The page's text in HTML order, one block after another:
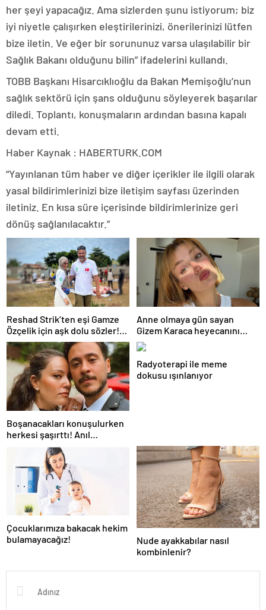
her şeyi yapacağız. Ama sizlerden şunu istiyorum; biz
iyi niyetle çalışırken eleştirilerinizi, önerilerinizi lütfen
bize iletin. Ve eğer bir sorununuz varsa ulaşılabilir bir
Sağlık Bakanı olduğunu bilin” ifadelerini kullandı.
TOBB Başkanı Hisarcıklıoğlu da Bakan Memişoğlu’nun
sağlık sektörü için şans olduğunu söyleyerek başarılar
diledi. Toplantı, konuşmaların ardından basına kapalı
devam etti.
Haber Kaynak : HABERTURK.COM
“Yayınlanan tüm haber ve diğer içerikler ile ilgili olarak
yasal bildirimlerinizi bize iletişim sayfası üzerinden
iletiniz. En kısa süre içerisinde bildirimlerinize geri
dönüş sağlanılacaktır.”
Reshad Strik’ten eşi Gamze
Özçelik için aşk dolu sözler!
“Benim cennetim…”
Anne olmaya gün sayan
Gizem Karaca heyecanını
paylaştı! “Senelerdir annelik
yapıyorum ama bu sene
farklı…”
Boşanacakları konuşulurken
herkesi şaşırttı! Anıl
Altan’dan Pelin Akil’e
duygusal Anneler Günü
mesajı
Radyoterapi ile meme
dokusu ışınlanıyor
Çocuklarımıza bakacak hekim
bulamayacağız!
Nude ayakkabılar nasıl
kombinlenir?